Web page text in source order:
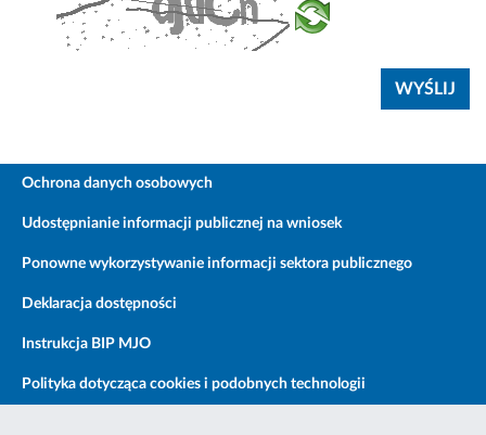
Ochrona danych osobowych
Udostępnianie informacji publicznej na wniosek
Ponowne wykorzystywanie informacji sektora publicznego
Deklaracja dostępności
Instrukcja BIP MJO
Polityka dotycząca cookies i podobnych technologii